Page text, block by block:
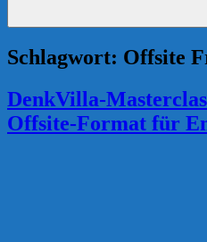
Schlagwort: Offsite
DenkVilla-
Offsite-Format für